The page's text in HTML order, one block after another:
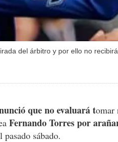
del árbitro y por ello no
que no evaluará tomar
Fernando Torres por
pasado sábado.